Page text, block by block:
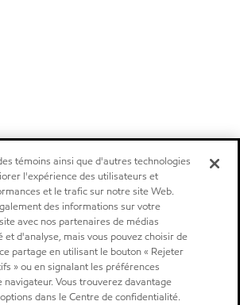
témoins ainsi que d'autres technologies
l'expérience des utilisateurs et
et le trafic sur notre site Web.
des informations sur votre
avec nos partenaires de médias
et d'analyse, mais vous pouvez choisir de
partage en utilisant le bouton « Rejeter
» ou en signalant les préférences
navigateur. Vous trouverez davantage
dans le Centre de confidentialité.